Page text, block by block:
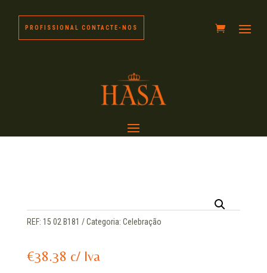
PROFISSIONAL CONTACTE-NOS
REF: 15 02 B181 Categoria: Celebração
€38.38 c/ Iva